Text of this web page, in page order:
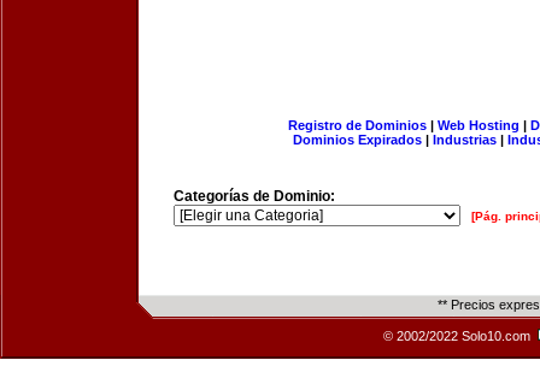
Registro de Dominios| Web Hosting |
Dominios Expirados | Industrias |
Categorías de Dominio:
[Pág.
** Precios
© 2002/2022 Solo10.com